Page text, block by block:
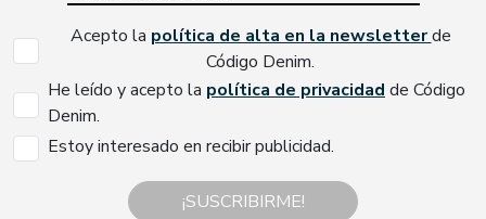
Acepto la política de alta en la newsletterde
Código Denim.
He leído y acepto la política de privacidadde Código
Denim.
Estoy interesado en recibir publicidad.
¡SUSCRIBIRME!